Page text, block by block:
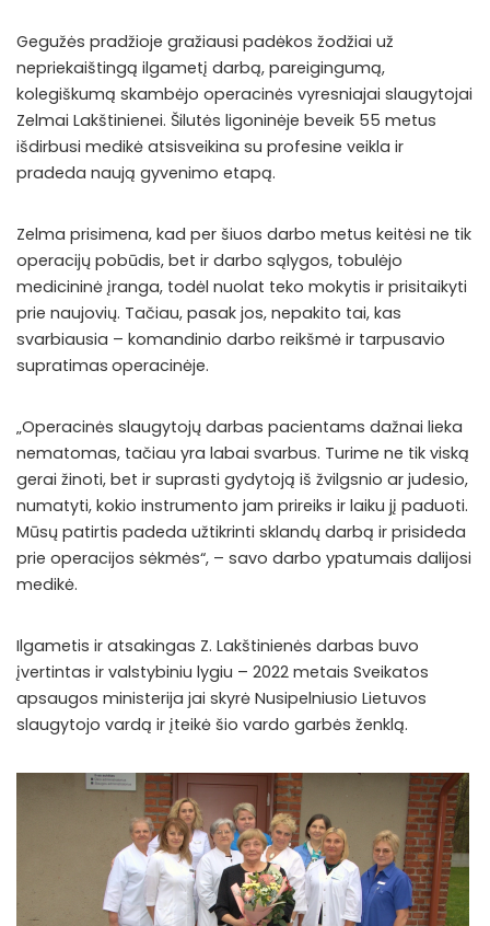
Gegužės pradžioje gražiausi padėkos žodžiai už
nepriekaištingą ilgametį darbą, pareigingumą,
kolegiškumą skambėjo operacinės vyresniajai slaugytojai
Zelmai Lakštinienei. Šilutės ligoninėje beveik 55 metus
išdirbusi medikė atsisveikina su profesine veikla ir
pradeda naują gyvenimo etapą.
Zelma prisimena, kad per šiuos darbo metus keitėsi ne tik
operacijų pobūdis, bet ir darbo sąlygos, tobulėjo
medicininė įranga, todėl nuolat teko mokytis ir prisitaikyti
prie naujovių. Tačiau, pasak jos, nepakito tai, kas
svarbiausia – komandinio darbo reikšmė ir tarpusavio
supratimas operacinėje.
„Operacinės slaugytojų darbas pacientams dažnai lieka
nematomas, tačiau yra labai svarbus. Turime ne tik viską
gerai žinoti, bet ir suprasti gydytoją iš žvilgsnio ar judesio,
numatyti, kokio instrumento jam prireiks ir laiku jį paduoti.
Mūsų patirtis padeda užtikrinti sklandų darbą ir prisideda
prie operacijos sėkmės“, – savo darbo ypatumais dalijosi
medikė.
Ilgametis ir atsakingas Z. Lakštinienės darbas buvo
įvertintas ir valstybiniu lygiu – 2022 metais Sveikatos
apsaugos ministerija jai skyrė Nusipelniusio Lietuvos
slaugytojo vardą ir įteikė šio vardo garbės ženklą.